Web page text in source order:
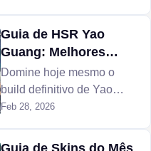
evento ao vivo.
Guia de HSR Yao
Guang: Melhores
Equipes, Armas e
Artefatos
Domine hoje mesmo o
build definitivo de Yao
Guang HSR para dominar
desafiador meta de
Feb 28, 2026
Guia de Skins do Mês